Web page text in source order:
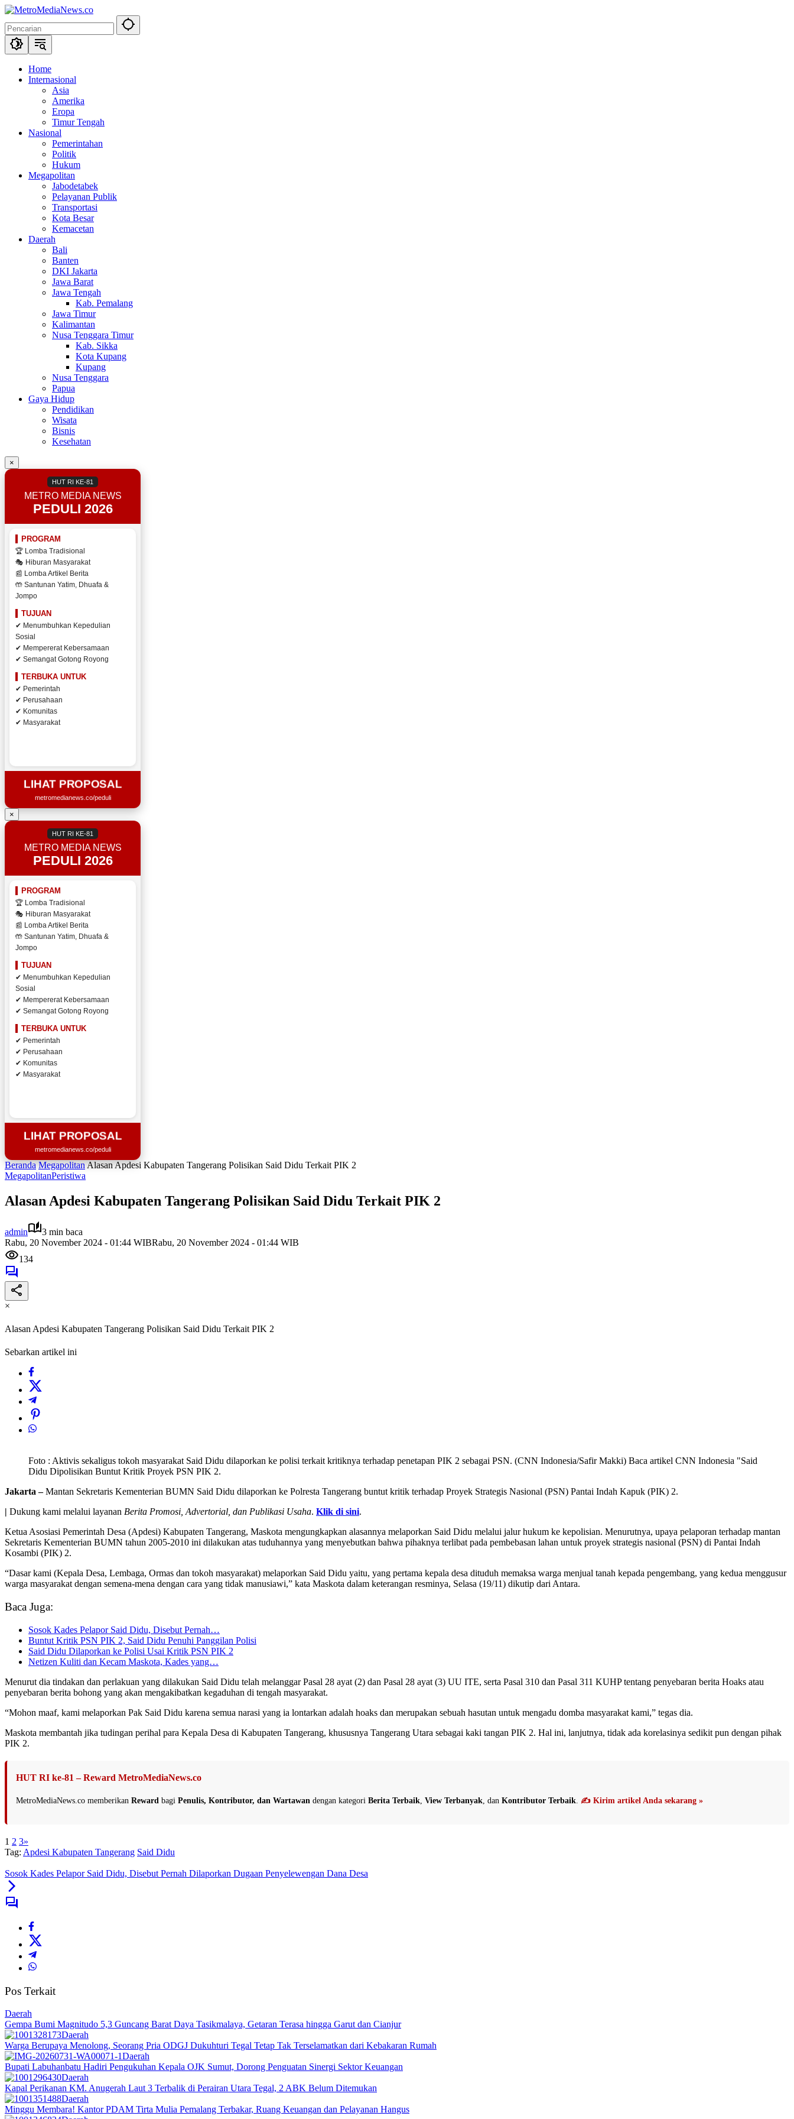
Langsung
konten
Home
Internasional
Asia
Amerika
Eropa
Timur Tengah
Nasional
Pemerintahan
Politik
Hukum
Megapolitan
Jabodetabek
Pelayanan Publik
Transportasi
Kota Besar
Kemacetan
Daerah
Bali
Banten
DKI Jakarta
Jawa Barat
Jawa Tengah
Kab. Pemalang
Jawa Timur
Kalimantan
Nusa Tenggara Timur
Kab. Sikka
Kota Kupang
Kupang
Nusa Tenggara
Papua
Gaya Hidup
Pendidikan
Wisata
Bisnis
Kesehatan
×
HUT RI KE-81
METRO MEDIA NEWS
PEDULI 2026
PROGRAM
🏆 Lomba Tradisional
🎭 Hiburan Masyarakat
📰 Lomba Artikel Berita
🤲 Santunan Yatim, Dhuafa &
Jompo
TUJUAN
✔ Menumbuhkan Kepedulian
Sosial
✔ Mempererat Kebersamaan
✔ Semangat Gotong Royong
TERBUKA UNTUK
✔ Pemerintah
✔ Perusahaan
✔ Komunitas
✔ Masyarakat
LIHAT PROPOSAL
metromedianews.co/peduli
×
HUT RI KE-81
METRO MEDIA NEWS
PEDULI 2026
PROGRAM
🏆 Lomba Tradisional
🎭 Hiburan Masyarakat
📰 Lomba Artikel Berita
🤲 Santunan Yatim, Dhuafa &
Jompo
TUJUAN
✔ Menumbuhkan Kepedulian
Sosial
✔ Mempererat Kebersamaan
✔ Semangat Gotong Royong
TERBUKA UNTUK
✔ Pemerintah
✔ Perusahaan
✔ Komunitas
✔ Masyarakat
LIHAT PROPOSAL
metromedianews.co/peduli
Beranda MegapolitanAlasan Apdesi Kabupaten Tangerang Polisikan Said Didu Terkait PIK 2
MegapolitanPeristiwa
Alasan Apdesi Kabupaten Tangerang Polisikan Said Didu Terkait PIK 2
admin
3 min baca
Rabu, 20 November 2024 - 01:44 WIBRabu, 20 November 2024 - 01:44 WIB
134
×
Alasan Apdesi Kabupaten Tangerang Polisikan Said Didu Terkait PIK 2
Sebarkan artikel ini
Foto : Aktivis sekaligus tokoh masyarakat Said Didu dilaporkan ke polisi terkait kritiknya terhadap penetapan PIK 2 sebagai PSN. (CNN Indonesia/Safir Makki) Baca artikel CNN Indonesia "Said
Didu Dipolisikan Buntut Kritik Proyek PSN PIK 2.
Jakarta –Mantan Sekretaris Kementerian BUMN Said Didu dilaporkan ke Polresta Tangerang buntut kritik terhadap Proyek Strategis Nasional (PSN) Pantai Indah Kapuk (PIK) 2.
| Dukung kami melalui layanan Berita Promosi, Advertorial, dan Publikasi Usaha. Klik di sini.
Ketua Asosiasi Pemerintah Desa (Apdesi) Kabupaten Tangerang, Maskota mengungkapkan alasannya melaporkan Said Didu melalui jalur hukum ke kepolisian. Menurutnya, upaya pelaporan terhadap mantan
Sekretaris Kementerian BUMN tahun 2005-2010 ini dilakukan atas tuduhannya yang menyebutkan bahwa pihaknya terlibat pada pembebasan lahan untuk proyek strategis nasional (PSN) di Pantai Indah
Kosambi (PIK) 2.
“Dasar kami (Kepala Desa, Lembaga, Ormas dan tokoh masyarakat) melaporkan Said Didu yaitu, yang pertama kepala desa dituduh memaksa warga menjual tanah kepada pengembang, yang kedua menggusur
warga masyarakat dengan semena-mena dengan cara yang tidak manusiawi,” kata Maskota dalam keterangan resminya, Selasa (19/11) dikutip dari Antara.
Baca Juga:
Sosok Kades Pelapor Said Didu, Disebut Pernah…
Buntut Kritik PSN PIK 2, Said Didu Penuhi Panggilan Polisi
Said Didu Dilaporkan ke Polisi Usai Kritik PSN PIK 2
Netizen Kuliti dan Kecam Maskota, Kades yang…
Menurut dia tindakan dan perlakuan yang dilakukan Said Didu telah melanggar Pasal 28 ayat (2) dan Pasal 28 ayat (3) UU ITE, serta Pasal 310 dan Pasal 311 KUHP tentang penyebaran berita Hoaks atau
penyebaran berita bohong yang akan mengakibatkan kegaduhan di tengah masyarakat.
“Mohon maaf, kami melaporkan Pak Said Didu karena semua narasi yang ia lontarkan adalah hoaks dan merupakan sebuah hasutan untuk mengadu domba masyarakat kami,” tegas dia.
Maskota membantah jika tudingan perihal para Kepala Desa di Kabupaten Tangerang, khususnya Tangerang Utara sebagai kaki tangan PIK 2. Hal ini, lanjutnya, tidak ada korelasinya sedikit pun dengan pihak
PIK 2.
HUT RI ke-81 – Reward MetroMediaNews.co
MetroMediaNews.co memberikan Reward bagi Penulis, Kontributor, dan Wartawan dengan kategori Berita Terbaik View Terbanyak , dan Kontributor Terbaik ✍️ Kirim artikel Anda sekarang »
1 2 3»
Tag: Apdesi Kabupaten Tangerang Said Didu
Sosok Kades Pelapor Said Didu, Disebut Pernah Dilaporkan Dugaan Penyelewengan Dana Desa
Pos Terkait
Daerah
Gempa Bumi Magnitudo 5,3 Guncang Barat Daya Tasikmalaya, Getaran Terasa hingga Garut dan Cianjur
Daerah
Warga Berupaya Menolong, Seorang Pria ODGJ Dukuhturi Tegal Tetap Tak Terselamatkan dari Kebakaran Rumah
Daerah
Bupati Labuhanbatu Hadiri Pengukuhan Kepala OJK Sumut, Dorong Penguatan Sinergi Sektor Keuangan
Daerah
Kapal Perikanan KM. Anugerah Laut 3 Terbalik di Perairan Utara Tegal, 2 ABK Belum Ditemukan
Daerah
Minggu Membara! Kantor PDAM Tirta Mulia Pemalang Terbakar, Ruang Keuangan dan Pelayanan Hangus